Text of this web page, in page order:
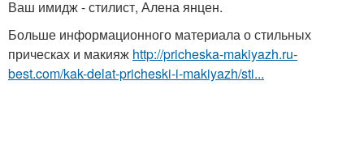
Ваш имидж - стилист, Алена янцен.
Больше информационного материала о стильных
прическах и макияж http://pricheska-makiyazh.ru-
best.com/kak-delat-pricheski-i-makiyazh/sti...